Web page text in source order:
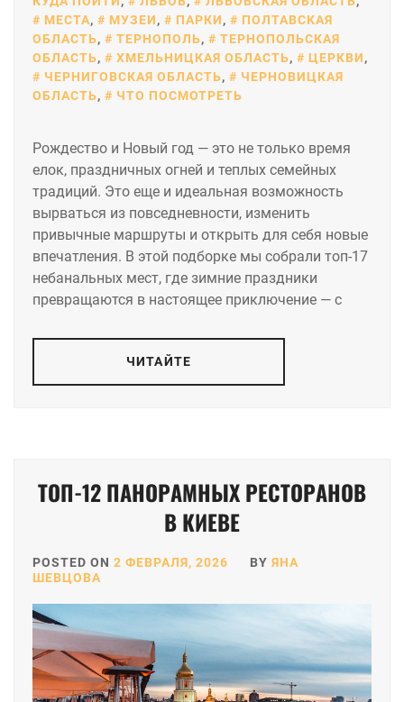
МЕСТА, МУЗЕИ, ПАРКИ,
ПОЛТАВСКАЯ
ОБЛАСТЬ, ТЕРНОПОЛЬ,
ТЕРНОПОЛЬСКАЯ
ОБЛАСТЬ, ХМЕЛЬНИЦКАЯ ОБЛАСТЬ, ЦЕРКВИ,
ЧЕРНИГОВСКАЯ ОБЛАСТЬ,
ЧЕРНОВИЦКАЯ
ОБЛАСТЬ, ЧТО ПОСМОТРЕТЬ
Рождество и Новый год — это не только время
елок, праздничных огней и теплых семейных
традиций. Это еще и идеальная возможность
вырваться из повседневности, изменить
привычные маршруты и открыть для себя новые
впечатления. В этой подборке мы собрали топ-17
небанальных мест, где зимние праздники
превращаются в настоящее приключение — с
ЧИТАЙТЕ
ТОП-12 ПАНОРАМНЫХ РЕСТОРАНОВ
В КИЕВЕ
POSTED ON 2 ФЕВРАЛЯ, 2026 BY ЯНА
ШЕВЦОВА